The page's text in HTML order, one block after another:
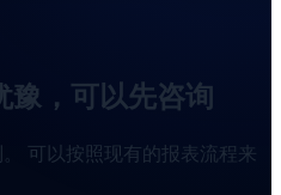
豫，可以先咨询
可以按照现有的报表流程来